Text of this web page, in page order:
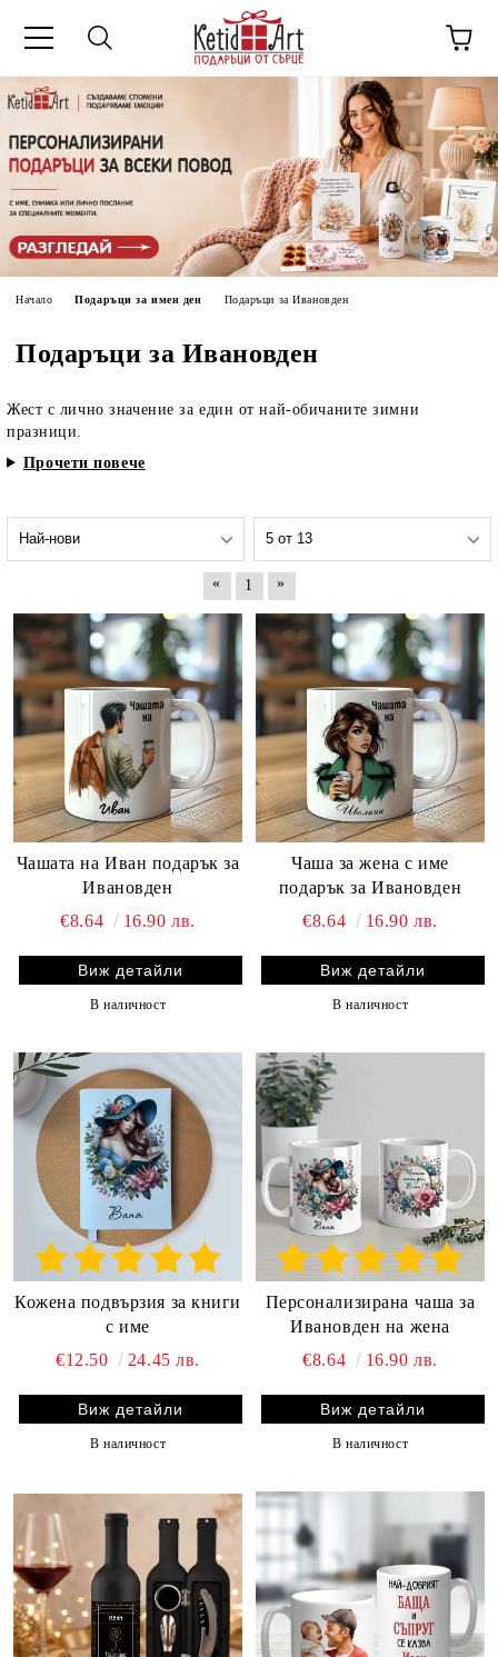
Начало Подаръци за имен ден Подаръци за Ивановден
Подаръци за Ивановден
Жест с лично значение за един от най-обичаните зимни
празници.
Прочети повече
« 1 »
Чашата на Иван подарък за
Ивановден
€8.64
16.90 лв.
Виж детайли
В наличност
Чаша за жена с име
подарък за Ивановден
€8.64
16.90 лв.
Виж детайли
В наличност
Кожена подвързия за книги
с име
€12.50
24.45 лв.
Виж детайли
В наличност
Персонализирана чаша за
Ивановден на жена
€8.64
16.90 лв.
Виж детайли
В наличност